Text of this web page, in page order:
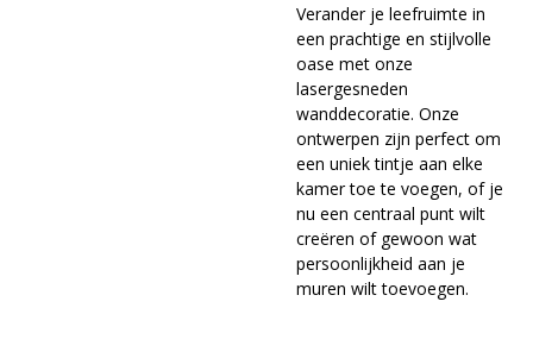
Verander je leefruimte in
een prachtige en stijlvolle
oase met onze
lasergesneden
wanddecoratie. Onze
ontwerpen zijn perfect om
een ​​uniek tintje aan elke
kamer toe te voegen, of je
nu een centraal punt wilt
creëren of gewoon wat
persoonlijkheid aan je
muren wilt toevoegen.